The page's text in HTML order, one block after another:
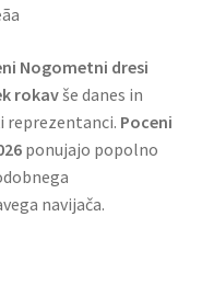
Nogometni dresi
rokavše danes in
reprezentanci. Poceni
ponujajo popolno
navijača.